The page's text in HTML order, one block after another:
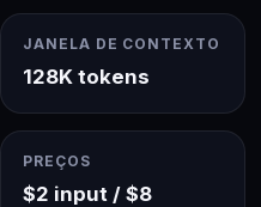
JANELA DE CONTEXTO
128K tokens
PREÇOS
$2 input / $8